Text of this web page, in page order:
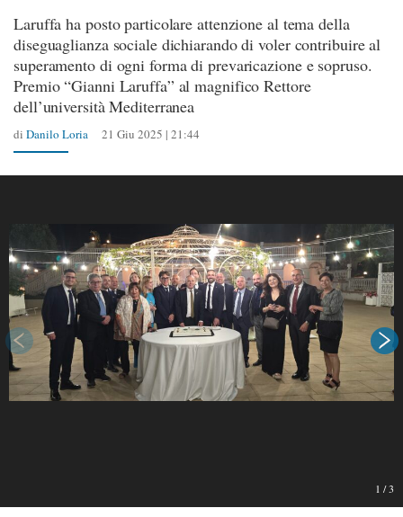
Laruffa ha posto particolare attenzione al tema della
diseguaglianza sociale dichiarando di voler contribuire al
superamento di ogni forma di prevaricazione e sopruso.
Premio “Gianni Laruffa” al magnifico Rettore
dell’università Mediterranea
di Danilo Loria 21 Giu 2025 | 21:44
1 /3